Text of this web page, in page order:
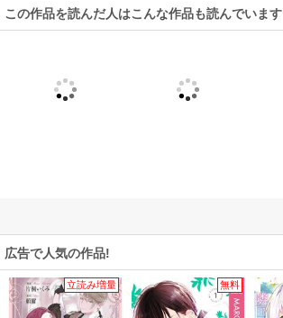
この作品を読んだ人はこんな作品も読んでいます
広告で人気の作品!
立読み増量 無料